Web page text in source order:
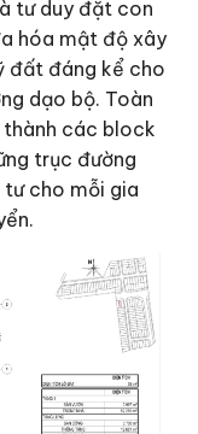
tư duy đặt con
hóa mật độ xây
đất đáng kể cho
dạo bộ. Toàn
thành các block
trục đường
tư cho mỗi gia